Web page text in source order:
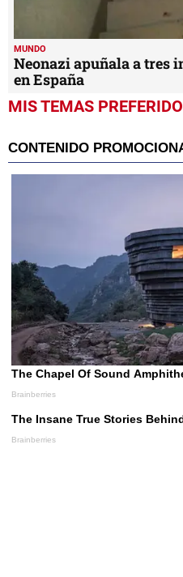
MUNDO
Neonazi apuñala a tres
en España
MIS TEMAS